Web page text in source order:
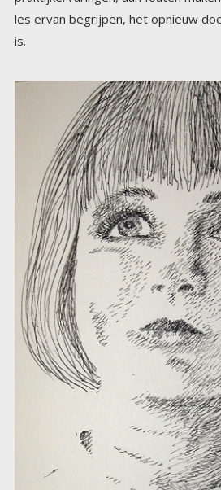
les ervan begrijpen, het opnieuw
is.